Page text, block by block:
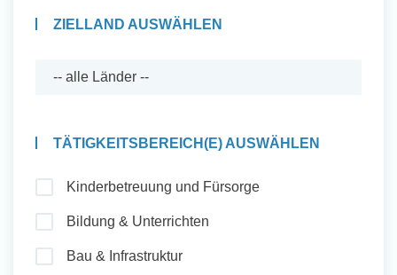
Auslandserfahrung Sammeln
Initiativbewerbung
ZIELLAND AUSWÄHLEN
TÄTIGKEITSBEREICH(E) AUSWÄHLEN
Kinderbetreuung und Fürsorge
Bildung & Unterrichten
Bau & Infrastruktur